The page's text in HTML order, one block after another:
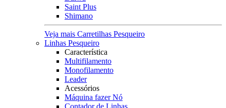
Saint Plus
Shimano
Veja mais Carretilhas Pesqueiro
Linhas Pesqueiro
Característica
Multifilamento
Monofilamento
Leader
Acessórios
Máquina fazer Nó
Contador de Linhas